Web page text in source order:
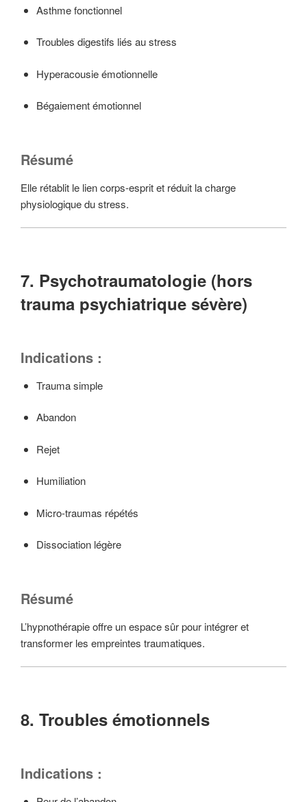
Asthme fonctionnel
Troubles digestifs liés au stress
Hyperacousie émotionnelle
Bégaiement émotionnel
Résumé
Elle rétablit le lien corps-esprit et réduit la charge
physiologique du stress.
7. Psychotraumatologie (hors
trauma psychiatrique sévère)
Indications :
Trauma simple
Abandon
Rejet
Humiliation
Micro-traumas répétés
Dissociation légère
Résumé
L’hypnothérapie offre un espace sûr pour intégrer et
transformer les empreintes traumatiques.
8. Troubles émotionnels
Indications :